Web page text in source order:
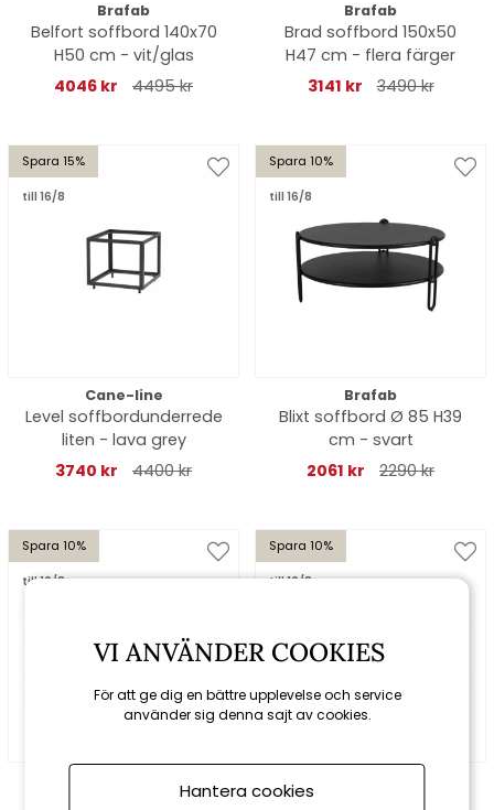
Brafab
Belfort soffbord 140x70
H50 cm - vit/glas
4046 kr
4495 kr
Brafab
Brad soffbord 150x50
H47 cm - flera färger
3141 kr
3490 kr
Spara 15%
till 16/8
Cane-line
Level soffbordunderrede
liten - lava grey
3740 kr
4400 kr
Spara 10%
till 16/8
Brafab
Blixt soffbord Ø 85 H39
cm - svart
2061 kr
2290 kr
Spara 10%
till 16/8
Scale soffbord höj- och
Spara 10%
till 16/8
Villac soffbord 75x50
VI ANVÄNDER COOKIES
För att ge dig en bättre upplevelse och service
använder sig denna sajt av cookies.
Hantera cookies